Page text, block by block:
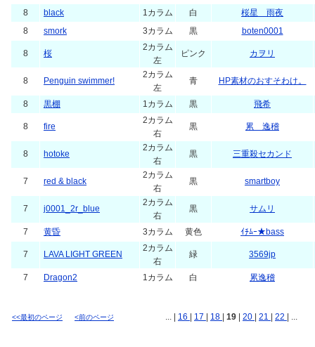
8
black 1カラム 白
桜星 雨夜
8
smork 3カラム 黒 boten0001
8 桜
2カラム
左
ピンク カヲリ
8 Penguin swimmer!
2カラム
左
青 HP素材のおすそわけ。
8 黒棚 1カラム 黒 飛希
8 fire
2カラム
右
黒 累 逸稽
8 hotoke
2カラム
右
黒 三重殺セカンド
7 red & black
2カラム
右
黒 smartboy
7 j0001_2r_blue
2カラム
右
黒 サムリ
7 黄昏 3カラム 黄色 ｲﾁﾑｰ★bass
7 LAVA LIGHT GREEN
2カラム
右
緑 3569jp
7 Dragon2 1カラム 白 累逸稽
<<最初のページ <前のページ ... | 16 17 18 19 20 21 22 | ...